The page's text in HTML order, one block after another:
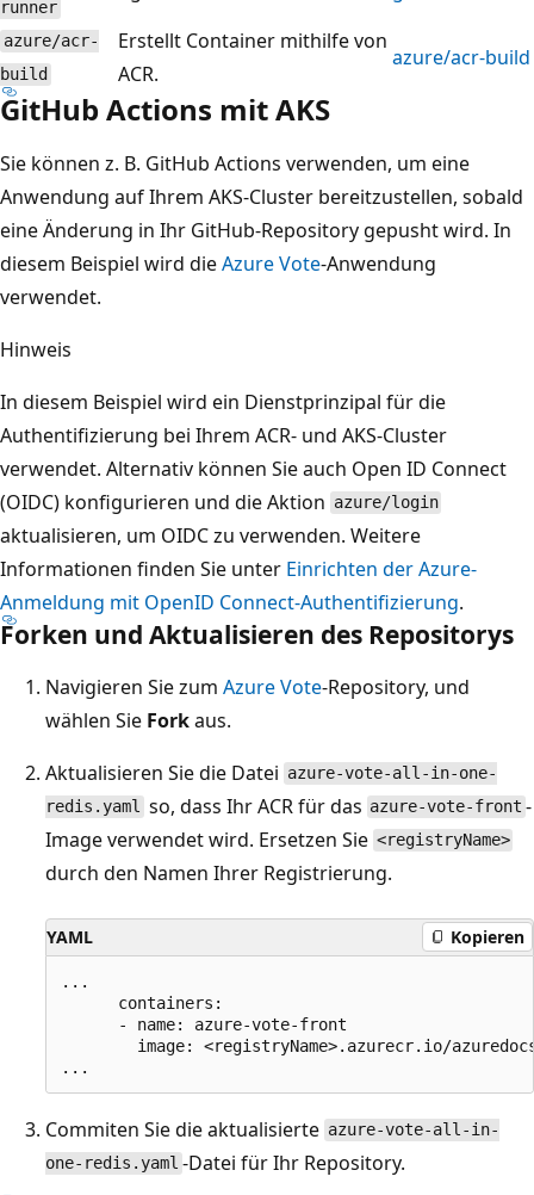
runner
azure/acr-
build
Erstellt Container mithilfe von
ACR.
azure/acr-build
GitHub Actions mit AKS
Sie können z. B. GitHub Actions verwenden, um eine
Anwendung auf Ihrem AKS-Cluster bereitzustellen, sobald
eine Änderung in Ihr GitHub-Repository gepusht wird. In
diesem Beispiel wird dieAzure Vote-Anwendung
verwendet.
Hinweis
In diesem Beispiel wird ein Dienstprinzipal für die
Authentifizierung bei Ihrem ACR- und AKS-Cluster
verwendet. Alternativ können Sie auch Open ID Connect
(OIDC) konfigurieren und die Aktion azure/login
aktualisieren, um OIDC zu verwenden. Weitere
Informationen finden Sie unter Einrichten der Azure-
Anmeldung mit OpenID Connect-Authentifizierung.
Forken und Aktualisieren des Repositorys
Navigieren Sie zum Azure Vote-Repository, und
wählen Sie Forkaus.
Aktualisieren Sie die Datei azure-vote-all-in-one-
redis.yaml so, dass Ihr ACR für das azure-vote-front -
Image verwendet wird. Ersetzen Sie <registryName>
durch den Namen Ihrer Registrierung.
YAML Kopieren
...
      containers:
      - name: azure-vote-front
image: <registryName>.azurecr.io/
Commiten Sie die aktualisierte azure-vote-all-in-
one-redis.yaml -Datei für Ihr Repository.